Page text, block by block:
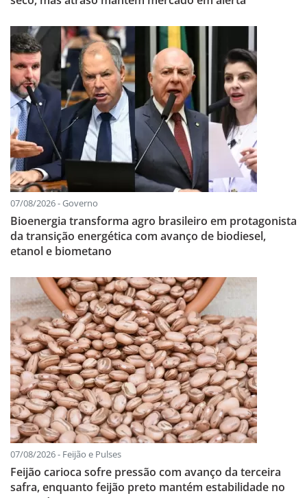
07/08/2026 - Governo
Bioenergia transforma agro brasileiro em protagonista
da transição energética com avanço de biodiesel,
etanol e biometano
07/08/2026 - Feijão e Pulses
Feijão carioca sofre pressão com avanço da terceira
safra, enquanto feijão preto mantém estabilidade no